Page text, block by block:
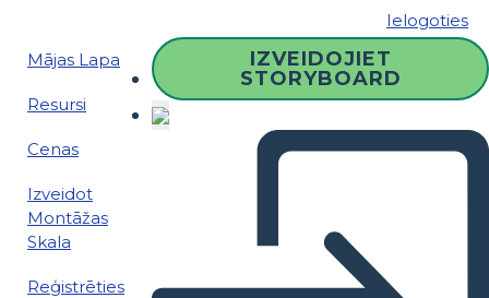
Ielogoties
Mājas Lapa
Resursi
Cenas
Izveidot
Montāžas
Skala
Reģistrēties
IZVEIDOJIET
STORYBOARD